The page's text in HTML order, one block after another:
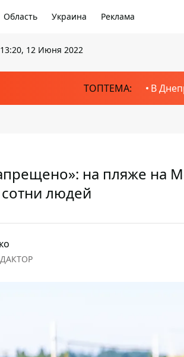
Область Украина Реклама
13:20, 12 Июня 2022
ТОПТЕМА: В
на пляже на
людей